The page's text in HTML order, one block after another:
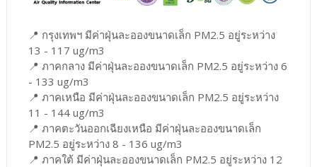
📍 กรุงเทพฯ มีค่าฝุ่นละอองขนาดเล็ก PM2.5 อยู่ระหว่าง
13 - 117 ug/m3
📍 ภาคกลาง มีค่าฝุ่นละอองขนาดเล็ก PM2.5 อยู่ระหว่าง 6
- 133 ug/m3
📍 ภาคเหนือ มีค่าฝุ่นละอองขนาดเล็ก PM2.5 อยู่ระหว่าง
11 - 144 ug/m3
📍 ภาคตะวันออกเฉียงเหนือ มีค่าฝุ่นละอองขนาดเล็ก
PM2.5 อยู่ระหว่าง 8 - 136 ug/m3
📍 ภาคใต้ มีค่าฝุ่นละอองขนาดเล็ก PM2.5 อยู่ระหว่าง 12